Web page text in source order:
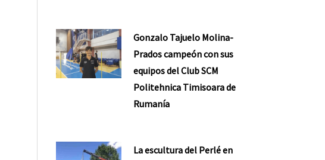
Gonzalo Tajuelo Molina-
Prados campeón con sus
equipos del Club SCM
Politehnica Timisoara de
Rumanía
La escultura del Perlé en